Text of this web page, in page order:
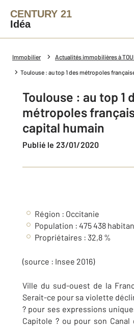
CENTURY 21
Idéa
Immobilier Actualités immobilières à
Toulouse : au top 1 des métropoles
Toulouse : au top 1
métropoles
capital humain
Publié le 23/01/2020
Région : Occitanie
Population : 475 438
Propriétaires : 32,8 %
(source : Insee 2016)
Ville du sud-ouest de la
Serait-ce pour sa violette
? pour ses expressions
Capitole ? ou pour son Canal